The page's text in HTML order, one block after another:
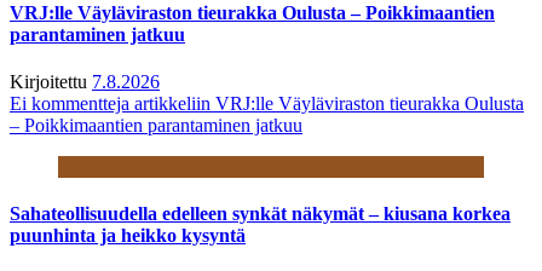
VRJ:lle Väyläviraston tieurakka Oulusta – Poikkimaantien
parantaminen jatkuu
Kirjoitettu 7.8.2026
Ei kommentteja artikkeliin VRJ:lle Väyläviraston tieurakka Oulusta
– Poikkimaantien parantaminen jatkuu
Sahateollisuudella edelleen synkät näkymät – kiusana korkea
puunhinta ja heikko kysyntä